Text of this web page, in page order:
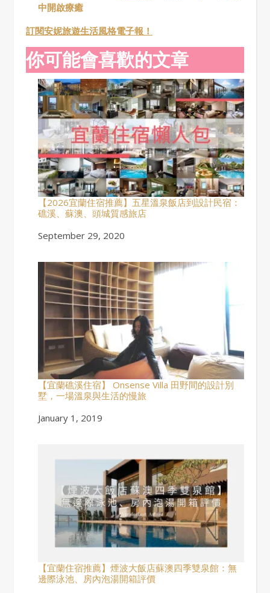
中開啟療癒
訂閱安妮旅遊生活風格電子報！
你可能會喜歡的文章
【2026宜蘭住宿推薦】五星溫泉飯店到設計民宿：
礁溪、蘇澳、頭城質感旅店
Date
September 29, 2020
【宜蘭礁溪住宿】 Onsense Villa 田野間的設計別
墅，一場溫泉與生活的慢旅
Date
January 1, 2019
【宜蘭住宿推薦】煙波大飯店蘇澳四季雙泉館：無
邊際泳池、房內泡湯開箱評價